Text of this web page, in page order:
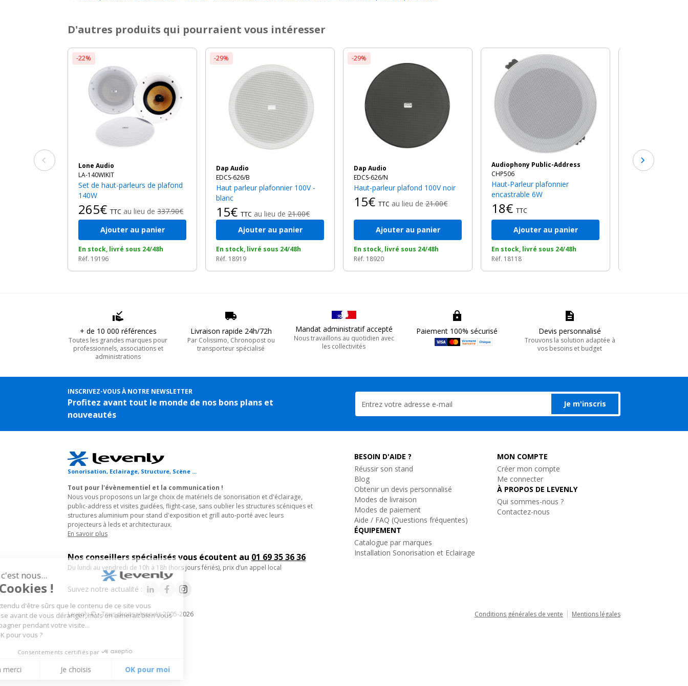
D'autres produits qui pourraient vous intéresser
-22%
Lone Audio
LA-140WIKIT
Set de haut-parleurs de plafond
140W
265€ TTC au lieu de 337.90€
Ajouter au panier
En stock, livré sous 24/48h
Réf. 19196
-29%
Dap Audio
EDCS-626/B
Haut parleur plafonnier 100V -
blanc
15€ TTC au lieu de 21.00€
Ajouter au panier
En stock, livré sous 24/48h
Réf. 18919
-29%
Dap Audio
EDCS-626/N
Haut-parleur plafond 100V noir
15€ TTC au lieu de 21.00€
Ajouter au panier
En stock, livré sous 24/48h
Réf. 18920
Audiophony Public-Address
CHP506
Haut-Parleur plafonnier
encastrable 6W
18€ TTC
Ajouter au panier
En stock, livré sous 24/48h
Réf. 18118
+ de 10 000 références
Toutes les grandes marques pour
professionnels, associations et
administrations
Livraison rapide 24h/72h
Par Colissimo, Chronopost ou
transporteur spécialisé
Mandat administratif accepté
Nous travaillons au quotidien avec
les collectivités
Paiement 100% sécurisé Devis personnalisé
Trouvons la solution adaptée à
vos besoins et budget
INSCRIVEZ-VOUS À NOTRE NEWSLETTER
Profitez avant tout le monde de nos bons plans et
nouveautés
Je m'inscris
Sonorisation, Eclairage, Structure, Scène ...
Tout pour l'évènementiel et la communication !
Nous vous proposons un large choix de matériels de sonorisation et d'éclairage,
public-address et visites guidées, flight-case, sans oublier les structures scéniques et
structures aluminium pour stand d'exposition et grill auto-porté avec leurs
projecteurs à leds et architecturaux.
En savoir plus
Nos conseillers spécialisés vous écoutent au 01 69 35 36 36
du lundi au vendredi de 10h à 18h (hors jours fériés), prix d’un appel local
Suivez notre actualité :
BESOIN D'AIDE ?
Réussir son stand
Blog
Obtenir un devis personnalisé
Modes de livraison
Modes de paiement
Aide / FAQ (Questions fréquentes)
ÉQUIPEMENT
Catalogue par marques
Installation Sonorisation et Eclairage
MON COMPTE
Créer mon compte
Me connecter
À PROPOS DE LEVENLY
Qui sommes-nous ?
Contactez-nous
Levenly © • Tous droits réservés 2005-2026 Conditions générales de vente Mentions légales